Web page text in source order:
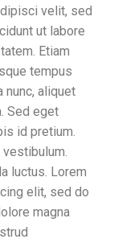
velit, sed
ut labore
Etiam
tempus
nunc, aliquet
Sed eget
id pretium.
luctus. Lorem
elit, sed do
magna